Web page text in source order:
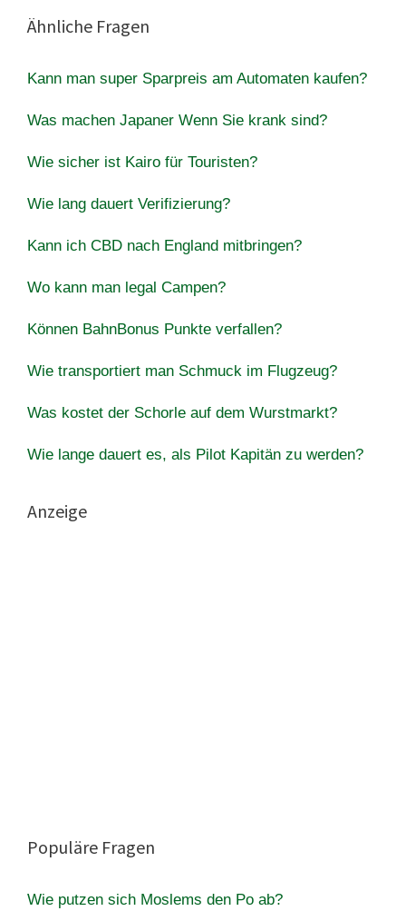
Ähnliche Fragen
Kann man super Sparpreis am Automaten kaufen?
Was machen Japaner Wenn Sie krank sind?
Wie sicher ist Kairo für Touristen?
Wie lang dauert Verifizierung?
Kann ich CBD nach England mitbringen?
Wo kann man legal Campen?
Können BahnBonus Punkte verfallen?
Wie transportiert man Schmuck im Flugzeug?
Was kostet der Schorle auf dem Wurstmarkt?
Wie lange dauert es, als Pilot Kapitän zu werden?
Anzeige
Populäre Fragen
Wie putzen sich Moslems den Po ab?